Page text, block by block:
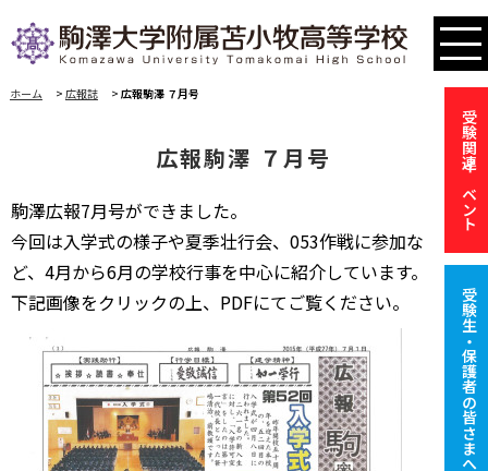
受験関連イベント
受験生・保護者の皆さまへ
ホーム > 広報誌 > 広報駒澤 ７月号
広報駒澤 ７月号
駒澤広報7月号ができました。
今回は入学式の様子や夏季壮行会、053作戦に参加な
ど、4月から6月の学校行事を中心に紹介しています。
下記画像をクリックの上、PDFにてご覧ください。